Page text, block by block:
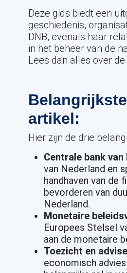
Deze gids biedt een
geschiedenis,
DNB, evenals haar
in het beheer van de
Lees dan alles over de
artikel:
Hier zijn de drie
Centrale bank van
van Nederland en
handhaven van de
bevorderen van
Nederland.
Monetaire
Europees Stelsel
aan de monetaire
Toezicht en
economisch